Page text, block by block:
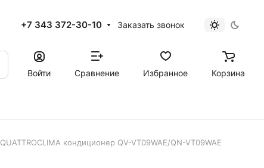
+7 343 372-30-10 Заказать звонок
Войти
Сравнение Избранное Корзина
QUATTROCLIMA кондиционер QV-VT09WAE/QN-VT09WAE